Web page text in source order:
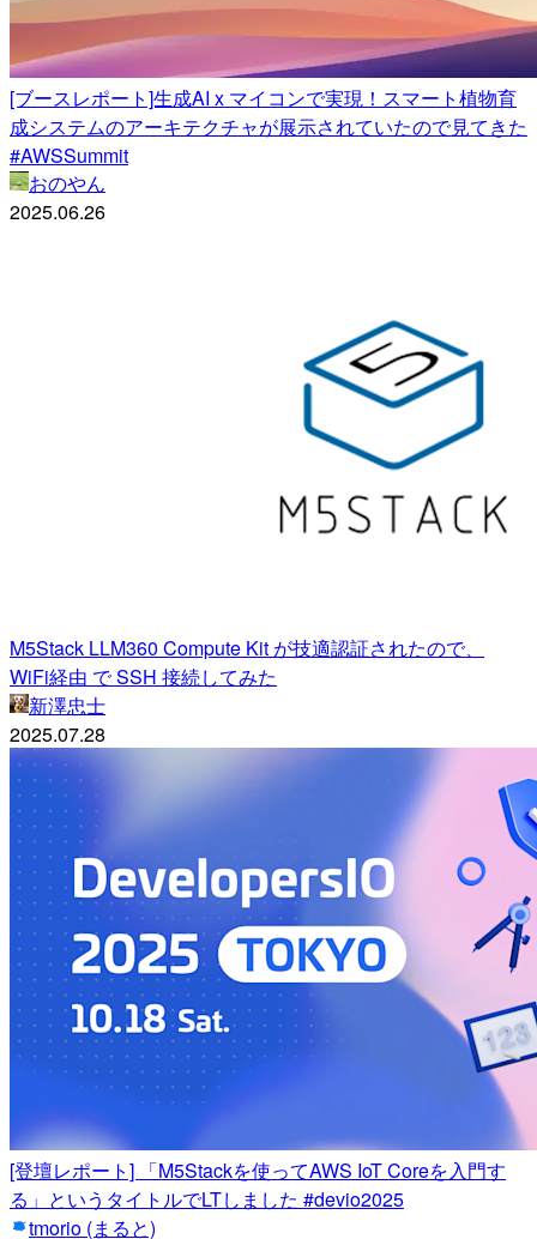
[ブースレポート]生成AI x マイコンで実現！スマート植物育
成システムのアーキテクチャが展示されていたので見てきた
#AWSSummit
おのやん
2025.06.26
M5Stack LLM360 Compute Kit が技適認証されたので、
WiFi経由 で SSH 接続してみた
新澤忠士
2025.07.28
[登壇レポート] 「M5Stackを使ってAWS IoT Coreを入門す
る」というタイトルでLTしました #devio2025
tmorio (まると)